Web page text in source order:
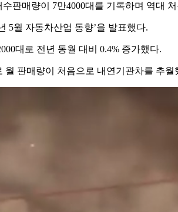
판매량이 7만4000대를 기록하며 역대
5월 자동차산업 동향’을 발표했다.
대로 전년 동월 대비 0.4% 증가했다.
판매량이 처음으로 내연기관차를 추